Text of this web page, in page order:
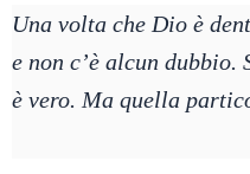
Una volta che Dio è
e non c’è alcun dubbio.
è vero. Ma quella